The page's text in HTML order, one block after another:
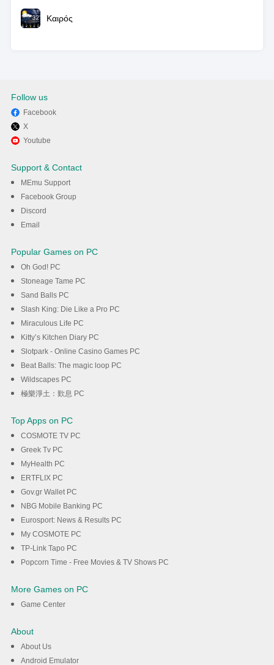
Καιρός
Follow us
Facebook
X
Youtube
Support & Contact
MEmu Support
Facebook Group
Discord
Email
Popular Games on PC
Oh God! PC
Stoneage Tame PC
Sand Balls PC
Slash King: Die Like a Pro PC
Miraculous Life PC
Kitty’s Kitchen Diary PC
Slotpark - Online Casino Games PC
Beat Balls: The magic loop PC
Wildscapes PC
極樂淨土：歎息 PC
Top Apps on PC
COSMOTE TV PC
Greek Tv PC
MyHealth PC
ERTFLIX PC
Gov.gr Wallet PC
NBG Mobile Banking PC
Eurosport: News & Results PC
My COSMOTE PC
TP-Link Tapo PC
Popcorn Time - Free Movies & TV Shows PC
More Games on PC
Game Center
About
About Us
Android Emulator